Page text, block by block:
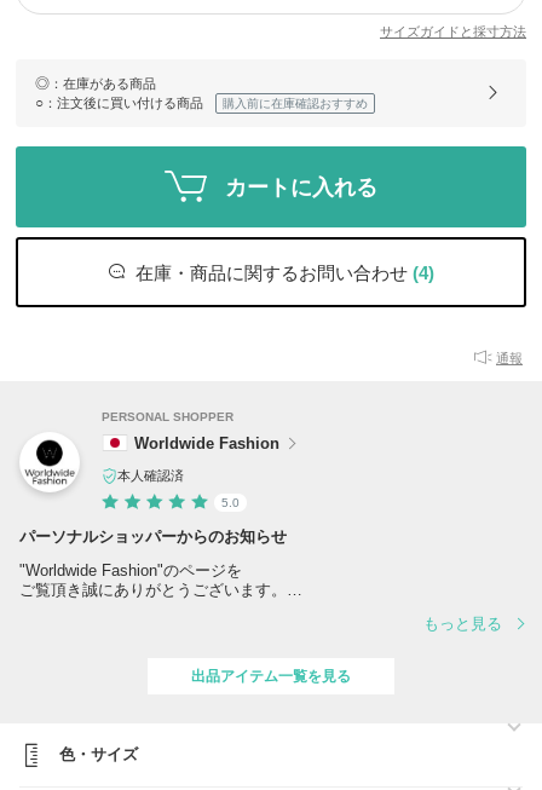
サイズガイドと採寸方法
◎ ：在庫がある商品
○ ：注文後に買い付ける商品 購入前に在庫確認おすすめ
カートに入れる
在庫・商品に関するお問い合わせ (4)
通報
PERSONAL SHOPPER
Worldwide Fashion
本人確認済
5.0
パーソナルショッパーからのお知らせ
"Worldwide Fashion"のページを
ご覧頂き誠にありがとうございます。
そこで出会った国内未入荷の
出品商品は基本的に手元に在庫がございますので
もっと見る
出品アイテム一覧を見る
色・サイズ